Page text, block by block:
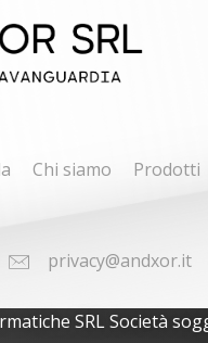
Chi siamo Prodotti
privacy@andxor.it
SRL Società